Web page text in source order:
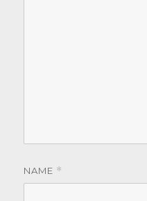
NAME *